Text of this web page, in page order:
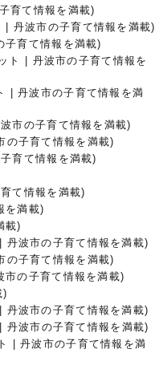
育て情報を満載)
| 丹波市の子育て情報を満載)
子育て情報を満載)
ト | 丹波市の子育て情報を
| 丹波市の子育て情報を満
市の子育て情報を満載)
の子育て情報を満載)
育て情報を満載)
て情報を満載)
を満載)
載)
丹波市の子育て情報を満載)
の子育て情報を満載)
の子育て情報を満載)
)
丹波市の子育て情報を満載)
丹波市の子育て情報を満載)
| 丹波市の子育て情報を満